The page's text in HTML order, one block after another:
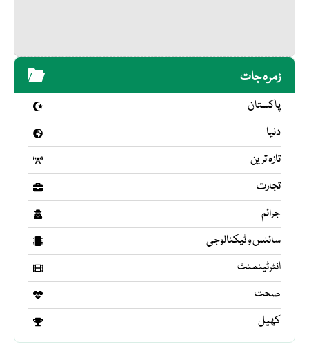
زمرہ جات
پاکستان
دنیا
تازہ ترین
تجارت
جرائم
سائنس و ٹیکنالوجی
انٹرٹینمنٹ
صحت
کھیل